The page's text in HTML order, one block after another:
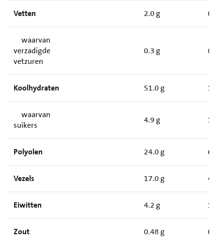
Vetten 2.0 g
waarvan
verzadigde
vetzuren
0.3 g
Koolhydraten 51.0 g
waarvan
suikers
4.9 g
Polyolen 24.0 g
Vezels 17.0 g
Eiwitten 4.2 g
Zout 0.48 g